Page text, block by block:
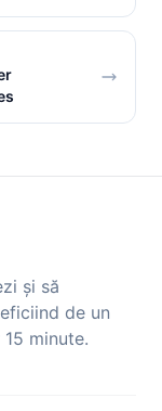
și să
de un
minute.